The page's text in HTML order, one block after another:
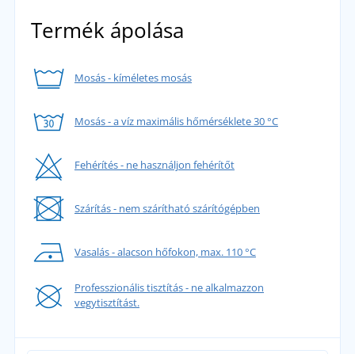
Termék ápolása
Mosás - kíméletes mosás
Mosás - a víz maximális hőmérséklete 30 °C
Fehérítés - ne használjon fehérítőt
Szárítás - nem szárítható szárítógépben
Vasalás - alacson hőfokon, max. 110 °C
Professzionális tisztítás - ne alkalmazzon
vegytisztítást.